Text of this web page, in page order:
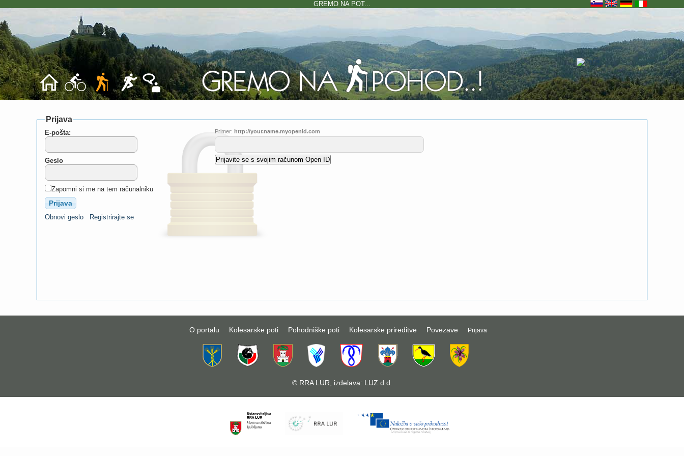
GREMO NA POT...
Prijava
E-pošta:
Geslo
Zapomni si me na tem računalniku
Obnovi geslo Registrirajte se
Primer: http://your.name.myopenid.com
O portalu Kolesarske poti Pohodniške poti Kolesarske prireditve Povezave Prijava
© RRA LUR , izdelava: LUZ d.d.